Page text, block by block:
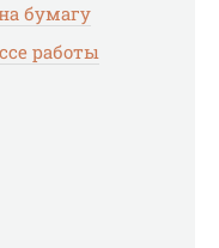
бумагу
работы